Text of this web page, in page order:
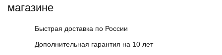
магазине
Быстрая доставка по России
Дополнительная гарантия на 10 лет